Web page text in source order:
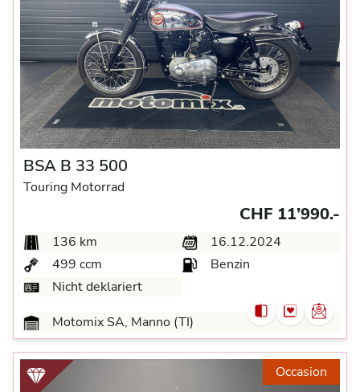
BSA B 33 500
Touring Motorrad
CHF 11’990.-
136 km
16.12.2024
499 ccm
Benzin
Nicht deklariert
Motomix SA, Manno (TI)
Occasion